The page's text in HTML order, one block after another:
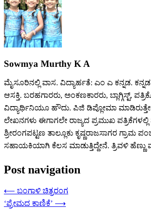
Sowmya Murthy K A
ಮೈಸೂರಿನಲ್ಲಿ ವಾಸ. ವಿದ್ಯಾರ್ಹತೆ: ಎಂ ಎ ಕನ್ನಡ.
ಆಸಕ್ತಿ. ಬರಹಗಾರರು, ಅಂಕಣಕಾರರು, ಬ್ಲಾಗ್ಗಿಸ್ಟ್,
ವಿದ್ಯಾರ್ಥಿನಿಯೂ ಹೌದು. ಪಿಜಿ ಡಿಪ್ಲೋಮಾ
ಲೇಖನಗಳು ಈಗಾಗಲೇ ರಾಜ್ಯದ ಪ್ರಮುಖ ಪತ್ರಿಕೆಗಳಲ್ಲಿ
ಶ್ರೀರಂಗಪಟ್ಟಣ ತಾಲ್ಲೂಕು ಕೃಷ್ಣರಾಜಸಾಗರ ಗ್ರಾಮ
ಸಹಾಯಕಿಯಾಗಿ ಕೆಲಸ ಮಾಡುತ್ತಿದ್ದೇನೆ. ತ್ರಿವಳಿ ಹೆಣ್ಣು
Post navigation
⟵ ಬಂಗಾಳಿ ಚಿತ್ರರಂಗ
‘ಪ್ರೇಮದ ಕಾಣಿಕೆ’ ⟶